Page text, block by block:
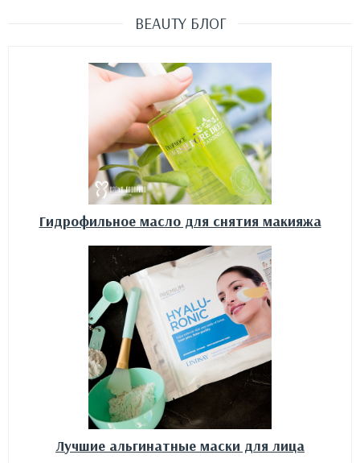
BEAUTY БЛОГ
Гидрофильное масло для снятия макияжа
Лучшие альгинатные маски для лица